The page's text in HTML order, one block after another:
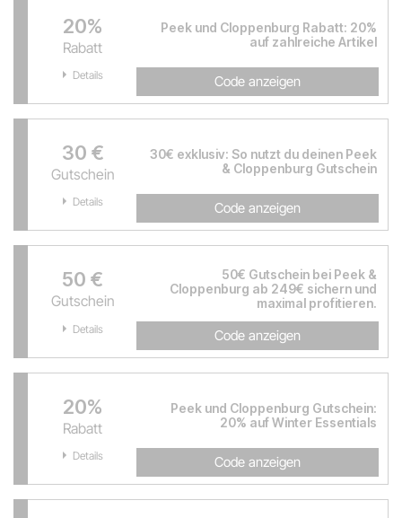
20%
Rabatt
Peek und Cloppenburg Rabatt: 20%
auf zahlreiche Artikel
Details Code anzeigen
30 €
Gutschein
30€ exklusiv: So nutzt du deinen Peek
& Cloppenburg Gutschein
Details Code anzeigen
50 €
Gutschein
50€ Gutschein bei Peek &
Cloppenburg ab 249€ sichern und
maximal profitieren.
Details Code anzeigen
20%
Rabatt
Peek und Cloppenburg Gutschein:
20% auf Winter Essentials
Details Code anzeigen